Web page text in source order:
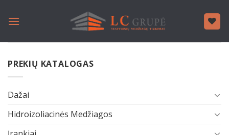
PREKIŲ KATALOGAS
Dažai
Hidroizoliacinės Medžiagos